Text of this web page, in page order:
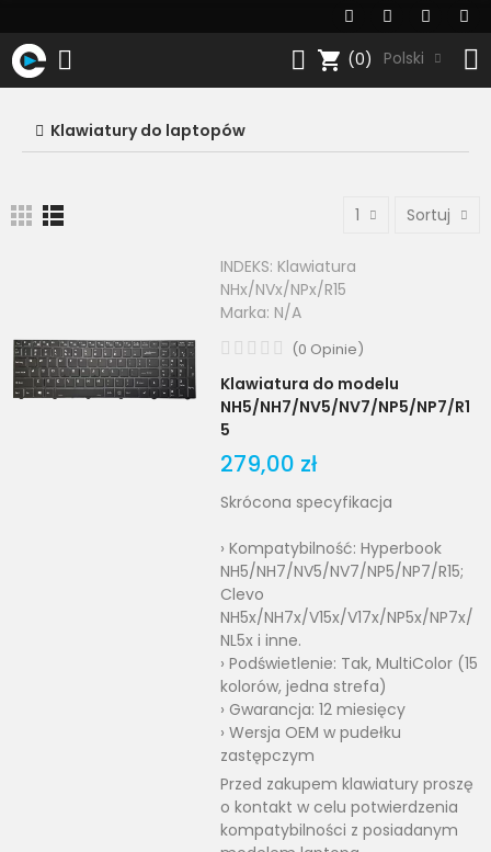
shopping_cart (0) Polski
Klawiatury do laptopów
1 Sortuj
INDEKS: Klawiatura
NHx/NVx/NPx/R15
Marka: N/A
(0 Opinie)
Klawiatura do modelu
NH5/NH7/NV5/NV7/NP5/NP7/R1
5
279,00 zł
Skrócona specyfikacja
› Kompatybilność: Hyperbook
NH5/NH7/NV5/NV7/NP5/NP7/R15;
Clevo
NH5x/NH7x/V15x/V17x/NP5x/NP7x/
NL5x i inne.
› Podświetlenie: Tak, MultiColor (15
kolorów, jedna strefa)
› Gwarancja: 12 miesięcy
› Wersja OEM w pudełku
zastępczym
Przed zakupem klawiatury proszę
o kontakt w celu potwierdzenia
kompatybilności z posiadanym